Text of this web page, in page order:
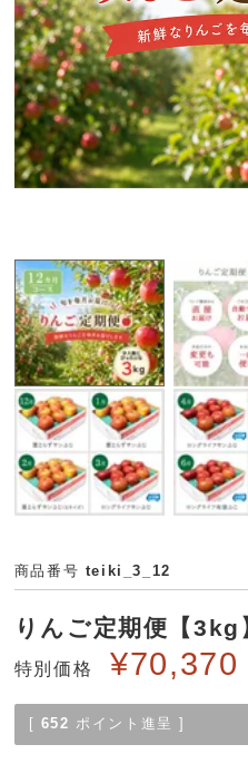
商品番号 teiki_3_12
りんご定期便【3kg
特別価格 ¥70,370
[ 652 ポイント進呈 ]